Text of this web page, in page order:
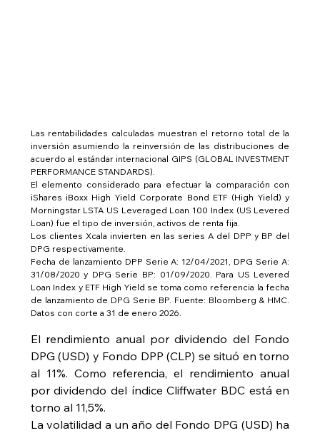
Las rentabilidades calculadas muestran el retorno total de la
inversión asumiendo la reinversión de las distribuciones de
acuerdo al estándar internacional GIPS (GLOBAL INVESTMENT
PERFORMANCE STANDARDS).
El elemento considerado para efectuar la comparación con
iShares iBoxx High Yield Corporate Bond ETF (High Yield) y
Morningstar LSTA US Leveraged Loan 100 Index (US Levered
Loan) fue el tipo de inversión, activos de renta fija.
Los clientes Xcala invierten en las series A del DPP y BP del
DPG respectivamente.
Fecha de lanzamiento DPP Serie A: 12/04/2021, DPG Serie A:
31/08/2020 y DPG Serie BP: 01/09/2020. Para US Levered
Loan Index y ETF High Yield se toma como referencia la fecha
de lanzamiento de DPG Serie BP. Fuente: Bloomberg & HMC.
Datos con corte a 31 de enero 2026.
El rendimiento anual por dividendo del Fondo
DPG (USD) y Fondo DPP (CLP) se situó en torno
al 11%. Como referencia, el rendimiento anual
por dividendo del índice Cliffwater BDC está en
torno al 11,5%.
La volatilidad a un año del Fondo DPG (USD) ha